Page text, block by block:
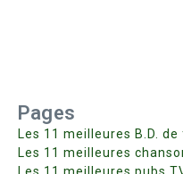
Pages
Les 11 meilleures B.D.
Les 11 meilleures